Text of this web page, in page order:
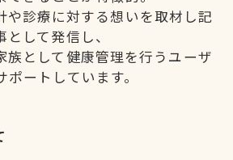
や診療に対する想いを取材し記
として発信し、
族として健康管理を行うユーザ
ポートしています。